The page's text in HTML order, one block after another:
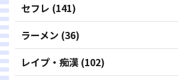
セフレ (141)
ラーメン (36)
レイプ・痴漢 (102)